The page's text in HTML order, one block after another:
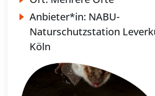
Anbieter*in: NABU-
Naturschutzstation
Köln